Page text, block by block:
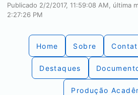
Publicado 2/2/2017, 11:59:08 AM, última
2:27:26 PM
Home Sobre
Destaques
Produção